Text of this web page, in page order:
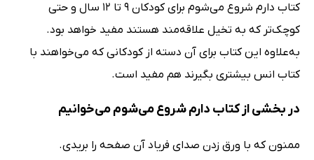
کتاب دارم شروع می‌شوم برای کودکان 9 تا 12 سال و حتی
کوچک‌تر که به تخیل علاقه‌مند هستند مفید خواهد بود.
به‌علاوه این کتاب برای آن دسته از کودکانی که می‌خواهند با
کتاب انس بیشتری بگیرند هم مفید است.
در بخشی از کتاب دارم شروع می‌شوم می‌خوانیم
ممنون که با ورق زدن صدای فریاد آن صفحه را بریدی.